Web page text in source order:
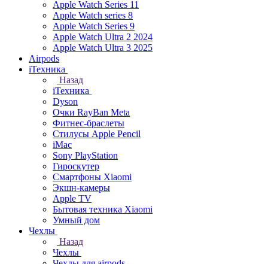
Apple Watch Series 11
Apple Watch series 8
Apple Watch Series 9
Apple Watch Ultra 2 2024
Apple Watch Ultra 3 2025
Airpods
iТехника
Назад
iТехника
Dyson
Очки RayBan Meta
Фитнес-браслеты
Стилусы Apple Pencil
iMac
Sony PlayStation
Гироскутер
Смартфоны Xiaomi
Экшн-камеры
Apple TV
Бытовая техника Xiaomi
Умный дом
Чехлы
Назад
Чехлы